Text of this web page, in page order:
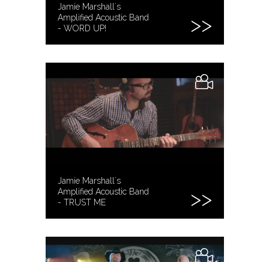
Jamie Marshall´s
Amplified Acoustic Band
- WORD UP!
Jamie Marshall´s
Amplified Acoustic Band
- TRUST ME